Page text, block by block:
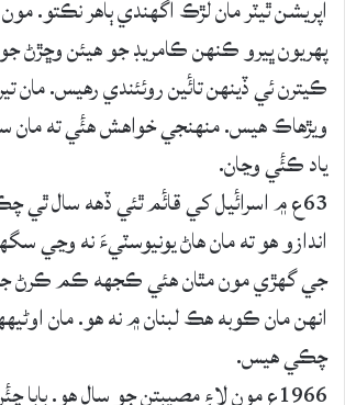
آپريشن ٿيٽر مان لڙڪ اگھندي ٻاھر نڪتو.
پھريون ڀيرو ڪنھن ڪامريڊ جو هيئن وڇڙڻ
ڪيترن ئي ڏينھن تائٔين روئئندي رھيس. مان
ويڙهاڪ ھيس. منھنجي خواھش ھئٔي ته مان
ياد ڪئٔي وڃان.
63ع ۾ اسرائٔيل کي قائٔم ٿئي ڏهه سال ٿي
اندازو ھو ته مان ھاڻ يونيوسٽيءَ نه وڃي
جي گھڙي مون مٿان ھئي ڪجھه ڪم ڪرڻ جا
انھن مان ڪوبه ھڪ لبنان ۾ نه ھو. مان
چڪي ھيس.
1966ع مون لاءِ مصيبتن جو سال ھو.